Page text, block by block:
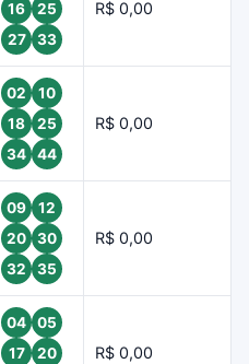
16
25
27
33
R$ 0,00
02
10
18
25
34
44
R$ 0,00
09
12
20
30
32
35
R$ 0,00
04
05
17
20
R$ 0,00